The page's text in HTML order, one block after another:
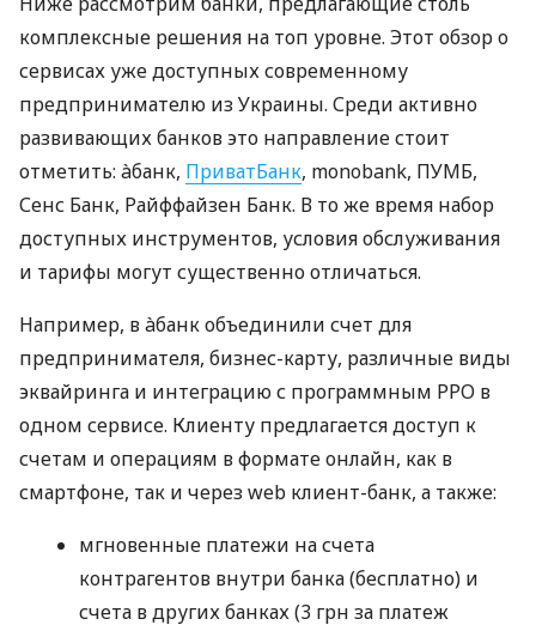
комплексные решения на топ уровне. Этот обзор о
сервисах уже доступных современному
предпринимателю из Украины. Среди активно
развивающих банков это направление стоит
отметить: àбанк, ПриватБанк, monobank, ПУМБ,
Сенс Банк, Райффайзен Банк. В то же время набор
доступных инструментов, условия обслуживания
и тарифы могут существенно отличаться.
Например, в àбанк объединили счет для
предпринимателя, бизнес-карту, различные виды
эквайринга и интеграцию с программным РРО в
одном сервисе. Клиенту предлагается доступ к
счетам и операциям в формате онлайн, как в
смартфоне, так и через web клиент-банк, а также:
мгновенные платежи на счета
контрагентов внутри банка (бесплатно) и
счета в других банках (3 грн за платеж